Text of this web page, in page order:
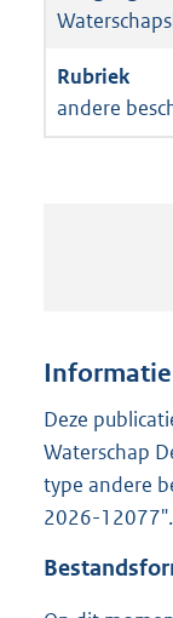
andere
Deze
Waterschap
type andere
2026-12077".